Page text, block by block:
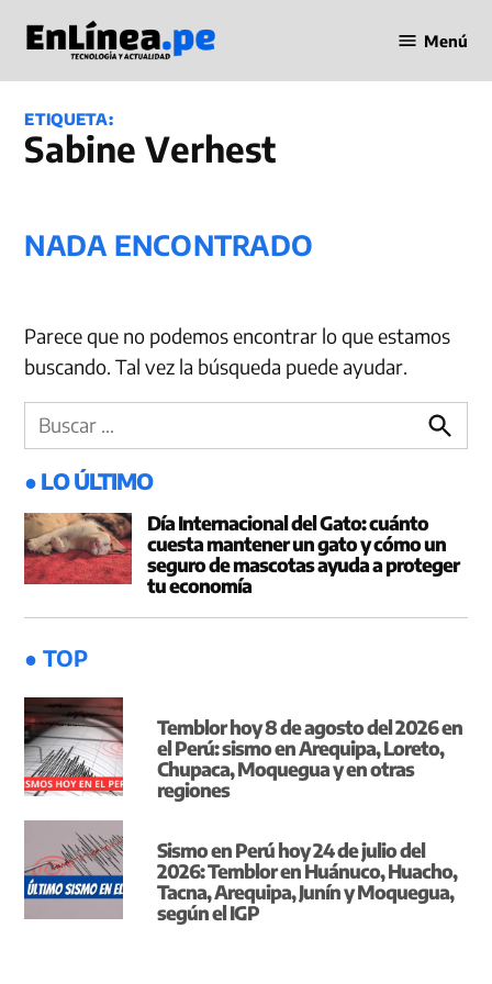
contenido
en Línea
Menú
ETIQUETA:
Sabine Verhest
NADA ENCONTRADO
Parece que no podemos encontrar lo que estamos
buscando. Tal vez la búsqueda puede ayudar.
Buscar:
Buscar
● LO ÚLTIMO
Día Internacional del Gato: cuánto
cuesta mantener un gato y cómo un
seguro de mascotas ayuda a proteger
tu economía
● TOP
Temblor hoy 8 de agosto del 2026 en
el Perú: sismo en Arequipa, Loreto,
Chupaca, Moquegua y en otras
regiones
Sismo en Perú hoy 24 de julio del
2026: Temblor en Huánuco, Huacho,
Tacna, Arequipa, Junín y Moquegua,
según el IGP